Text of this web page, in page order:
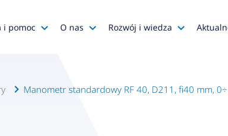
i pomoc
zamówień
O nas
Kariera
Rozwój i wiedza
Konfiguratory
Manometr standardowy RF 40, D211, fi40 mm,